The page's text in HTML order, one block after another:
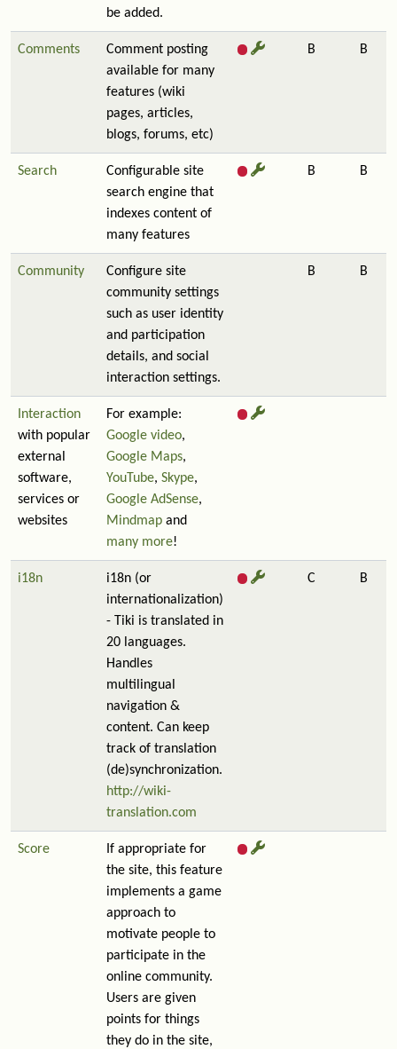
be added.
Comments
Comment posting
available for many
features (wiki
pages, articles,
blogs, forums, etc)
B B
Search
Configurable site
search engine that
indexes content of
many features
B B
Community
Configure site
community settings
such as user identity
and participation
details, and social
interaction settings.
B B
Interaction
with popular
external
software,
services or
websites
For example:
Google video,
Google Maps,
YouTube, Skype,
Google AdSense,
Mindmap and
many more!
i18n
i18n (or
internationalization)
- Tiki is translated in
20 languages.
Handles
multilingual
navigation &
content. Can keep
track of translation
(de)synchronization.
http://wiki-
translation.com
C B
Score
If appropriate for
the site, this feature
implements a game
approach to
motivate people to
participate in the
online community.
Users are given
points for things
they do in the site,